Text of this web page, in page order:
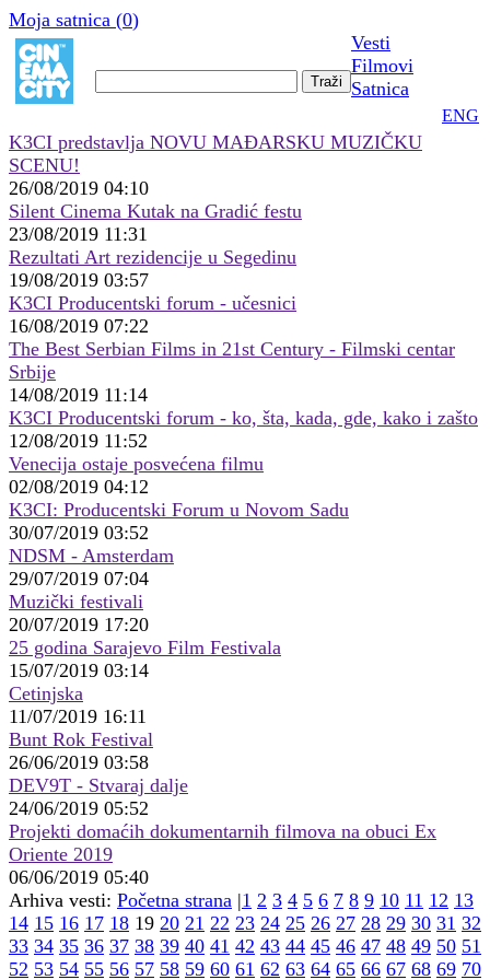
Moja satnica (0)
Vesti
Filmovi
Satnica
ENG
K3CI predstavlja NOVU MAĐARSKU MUZIČKU
SCENU!
26/08/2019 04:10
Silent Cinema Kutak na Gradić festu
23/08/2019 11:31
Rezultati Art rezidencije u Segedinu
19/08/2019 03:57
K3CI Producentski forum - učesnici
16/08/2019 07:22
The Best Serbian Films in 21st Century - Filmski centar
Srbije
14/08/2019 11:14
K3CI Producentski forum - ko, šta, kada, gde, kako i zašto
12/08/2019 11:52
Venecija ostaje posvećena filmu
02/08/2019 04:12
K3CI: Producentski Forum u Novom Sadu
30/07/2019 03:52
NDSM - Amsterdam
29/07/2019 07:04
Muzički festivali
20/07/2019 17:20
25 godina Sarajevo Film Festivala
15/07/2019 03:14
Cetinjska
11/07/2019 16:11
Bunt Rok Festival
26/06/2019 03:58
DEV9T - Stvaraj dalje
24/06/2019 05:52
Projekti domaćih dokumentarnih filmova na obuci Ex
Oriente 2019
06/06/2019 05:40
Arhiva vesti: Početna strana |1 2 3 4 5 6 7 8 9 10 11 12 13
14 15 16 17 18 19 20 21 22 23 24 25 26 27 28 29 30 31 32
33 34 35 36 37 38 39 40 41 42 43 44 45 46 47 48 49 50 51
52 53 54 55 56 57 58 59 60 61 62 63 64 65 66 67 68 69 70